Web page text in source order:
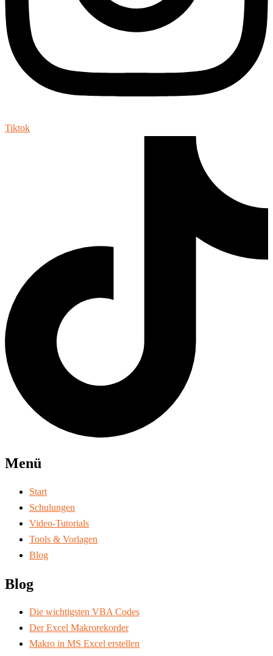
Tiktok
Menü
Start
Schulungen
Video-Tutorials
Tools & Vorlagen
Blog
Blog
Die wichtigsten VBA Codes
Der Excel Makrorekorder
Makro in MS Excel erstellen